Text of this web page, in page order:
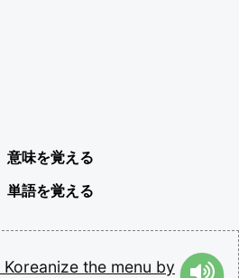
意味を覚える
単語を覚える
Koreanize the menu by